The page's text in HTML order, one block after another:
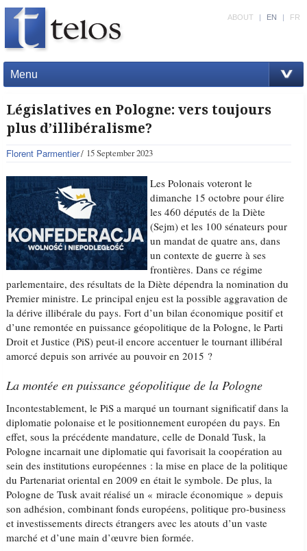
Menu
ABOUT | EN | FR
Législatives en Pologne: vers toujours
plus d’illibéralisme?
Florent Parmentier 15 September 2023
Les Polonais voteront le
dimanche 15 octobre pour élire
les 460 députés de la Diète
(Sejm) et les 100 sénateurs pour
un mandat de quatre ans, dans
un contexte de guerre à ses
frontières. Dans ce régime
parlementaire, des résultats de la Diète dépendra la nomination du
Premier ministre. Le principal enjeu est la possible aggravation de
la dérive illibérale du pays. Fort d’un bilan économique positif et
d’une remontée en puissance géopolitique de la Pologne, le Parti
Droit et Justice (PiS) peut-il encore accentuer le tournant illibéral
amorcé depuis son arrivée au pouvoir en 2015 ?
La montée en puissance géopolitique de la Pologne
Incontestablement, le PiS a marqué un tournant significatif dans la
diplomatie polonaise et le positionnement européen du pays. En
effet, sous la précédente mandature, celle de Donald Tusk, la
Pologne incarnait une diplomatie qui favorisait la coopération au
sein des institutions européennes : la mise en place de la politique
du Partenariat oriental en 2009 en était le symbole. De plus, la
Pologne de Tusk avait réalisé un « miracle économique » depuis
son adhésion, combinant fonds européens, politique pro-business
et investissements directs étrangers avec les atouts d’un vaste
marché et d’une main d’œuvre bien formée.